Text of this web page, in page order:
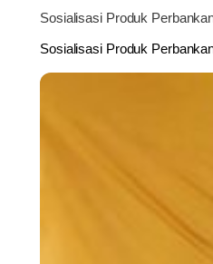
Sosialisasi Produk
Sosialisasi Produk